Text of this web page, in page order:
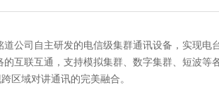
公司自主研发的电信级集群通讯设备，实现电
的互联互通，支持模拟集群、数字集群、短波等
区域对讲通讯的完美融合。